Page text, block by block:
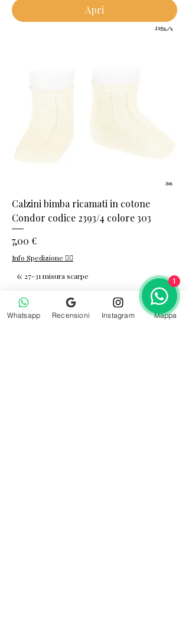
Apri
Calzini bimba ricamati in cotone
Condor codice 2393/4 colore 303
Prezzo
7,00 €
Info Spedizione 👈🏻
6: 27-31 misura scarpe
Whatsapp Recensioni Instagram Mappa
1